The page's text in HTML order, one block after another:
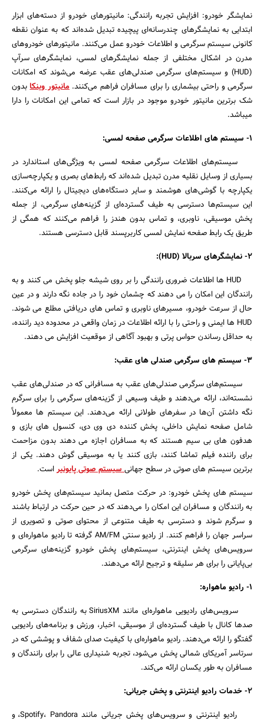
جستجو
نمایشگر خودرو: افزایش تجربه رانندگی: مانیتورهای خودرو از دسته‌های ابزار
ابتدایی به نمایشگرهای چندرسانه‌ای پیچیده تبدیل شده‌اند که به عنوان نقطه
کانونی سیستم سرگرمی و اطلاعات خودرو عمل می‌کنند. مانیتورهای خودروهای
مدرن در اشکال مختلفی از جمله نمایشگرهای لمسی، نمایشگرهای سرآپ
(HUD) و سیستم‌های سرگرمی صندلی‌های عقب عرضه می‌شوند که امکانات
سرگرمی و راحتی بیشماری را برای مسافران فراهم می‌کنند.مانیتور وینکابدون
شک برترین مانیتور خودرو موجود در بازار است که تمامی این امکانات را دارا
میباشد.
1- سیستم های اطلاعات سرگرمی صفحه لمسی:
سیستم‌های اطلاعات سرگرمی صفحه لمسی به ویژگی‌های استاندارد در
بسیاری از وسایل نقلیه مدرن تبدیل شده‌اند که رابط‌های بصری و یکپارچه‌سازی
یکپارچه با گوشی‌های هوشمند و سایر دستگاه‌های دیجیتال را ارائه می‌کنند.
این سیستم‌ها دسترسی به طیف گسترده‌ای از گزینه‌های سرگرمی، از جمله
پخش موسیقی، ناوبری، و تماس بدون هندز را فراهم می‌کنند که همگی از
طریق یک رابط صفحه نمایش لمسی کاربرپسند قابل دسترسی هستند.
2- نمایشگرهای سربالا (
HUD
):
HUD ها اطلاعات ضروری رانندگی را بر روی شیشه جلو پخش می کنند و به
رانندگان این امکان را می دهند که چشمان خود را در جاده نگه دارند و در عین
حال از سرعت خودرو، مسیرهای ناوبری و تماس های دریافتی مطلع می شوند.
HUD ها ایمنی و راحتی را با ارائه اطلاعات در زمان واقعی در محدوده دید راننده،
به حداقل رساندن حواس پرتی و بهبود آگاهی از موقعیت افزایش می دهند.
3- سیستم های سرگرمی صندلی های عقب:
سیستم‌های سرگرمی صندلی‌های عقب به مسافرانی که در صندلی‌های عقب
نشسته‌اند، ارائه می‌دهند و طیف وسیعی از گزینه‌های سرگرمی را برای سرگرم
نگه داشتن آن‌ها در سفرهای طولانی ارائه می‌دهند. این سیستم ها معمولاً
شامل صفحه نمایش داخلی، پخش کننده دی وی دی، کنسول های بازی و
هدفون های بی سیم هستند که به مسافران اجازه می دهند بدون مزاحمت
برای راننده فیلم تماشا کنند، بازی کنند یا به موسیقی گوش دهند. یکی از
برترین سیستم های صوتی در سطح جهانیسیستم صوتی پایونیراست.
سیستم های پخش خودرو: در حرکت متصل بمانید سیستم‌های پخش خودرو
به رانندگان و مسافران این امکان را می‌دهند که در حین حرکت در ارتباط باشند
و سرگرم شوند و دسترسی به طیف متنوعی از محتوای صوتی و تصویری از
سراسر جهان را فراهم کنند. از رادیو سنتی AM/FM گرفته تا رادیو ماهواره‌ای و
سرویس‌های پخش اینترنتی، سیستم‌های پخش خودرو گزینه‌های سرگرمی
بی‌پایانی را برای هر سلیقه و ترجیح ارائه می‌دهند.
1- رادیو ماهواره:
سرویس‌های رادیویی ماهواره‌ای مانند SiriusXM به رانندگان دسترسی به
صدها کانال با طیف گسترده‌ای از موسیقی، اخبار، ورزش و برنامه‌های رادیویی
گفتگو را ارائه می‌دهند. رادیو ماهواره‌ای با کیفیت صدای شفاف و پوششی که در
سرتاسر آمریکای شمالی پخش می‌شود، تجربه شنیداری عالی را برای رانندگان و
مسافران به طور یکسان ارائه می‌کند.
2- خدمات رادیو اینترنتی و پخش جریانی:
رادیو اینترنتی و سرویس‌های پخش جریانی مانند Spotify، Pandora، و